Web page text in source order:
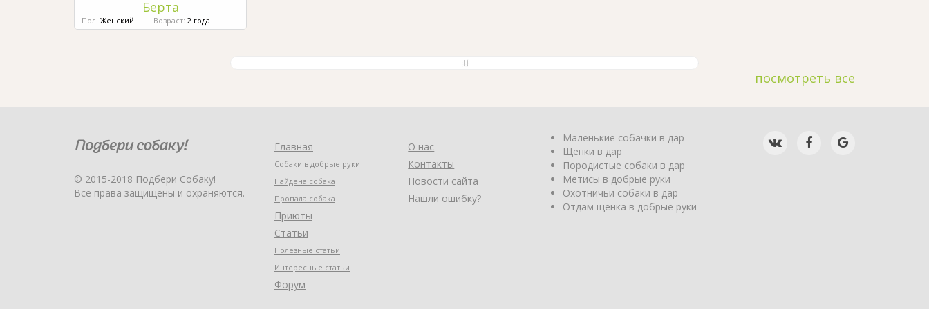
Берта
Пол: Женский Возраст: 2 года
посмотреть все
© 2015-2018 Подбери Собаку!
Все права защищены и охраняются.
Главная
Собаки в добрые руки
Найдена собака
Пропала собака
Приюты
Статьи
Полезные статьи
Интересные статьи
Форум
О нас
Контакты
Новости сайта
Нашли ошибку?
Маленькие собачки в дар
Щенки в дар
Породистые собаки в дар
Метисы в добрые руки
Охотничьи собаки в дар
Отдам щенка в добрые руки